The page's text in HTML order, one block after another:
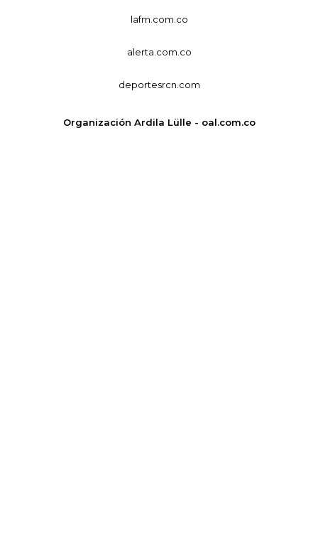
lafm.com.co
alerta.com.co
deportesrcn.com
Organización Ardila Lülle - oal.com.co